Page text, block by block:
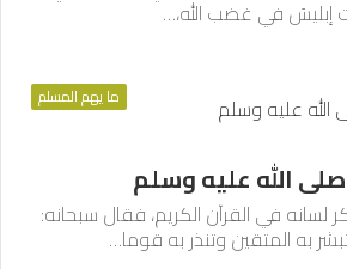
إبليسَ في غضب الله،…
ما يهم المسلم
الله عليه وسلم
لسانه في القرآن الكريم، فقال سبحانه:
به المتقين وتنذر به قوما…